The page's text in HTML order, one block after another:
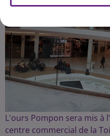
L'ours Pompon sera mis à
centre commercial de la